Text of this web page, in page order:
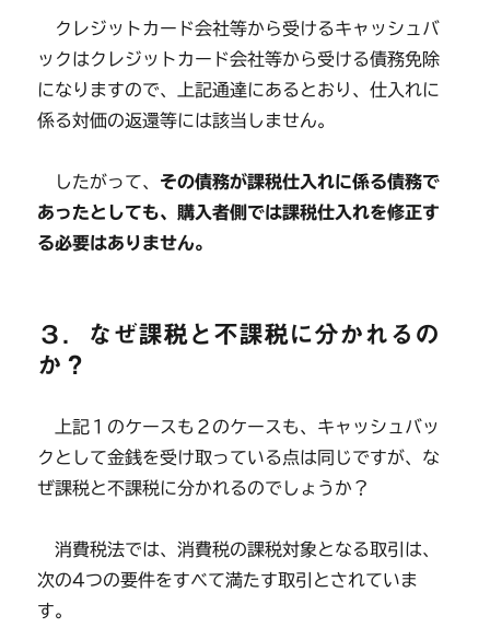
クレジットカード会社等から受けるキャッシュバ
ックはクレジットカード会社等から受ける債務免除
になりますので、上記通達にあるとおり、仕入れに
係る対価の返還等には該当しません。
したがって、 その債務が課税仕入れに係る債務で
あったとしても、購入者側では課税仕入れを修正す
る必要はありません。
３．なぜ課税と不課税に分かれるの
か？
上記１のケースも２のケースも、キャッシュバッ
クとして金銭を受け取っている点は同じですが、な
ぜ課税と不課税に分かれるのでしょうか？
消費税法では、消費税の課税対象となる取引は、
次の4つの要件をすべて満たす取引とされていま
す。